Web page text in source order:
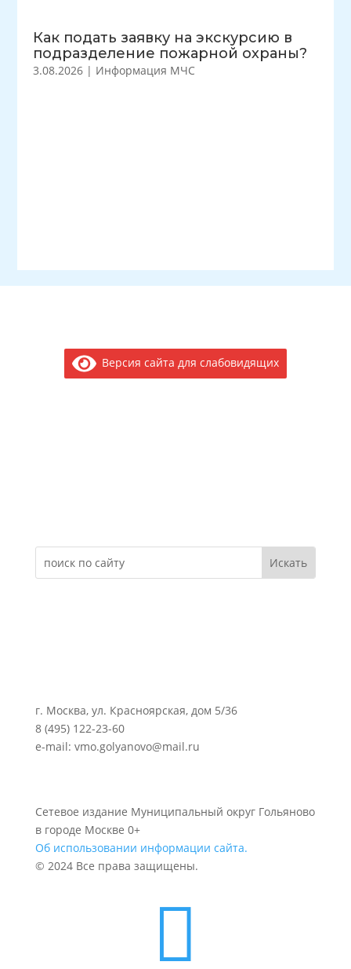
Как подать заявку на экскурсию в
подразделение пожарной охраны?
3.08.2026 | Информация МЧС
Версия сайта для слабовидящих
г. Москва, ул. Красноярская, дом 5/36
8 (495) 122-23-60
e-mail: vmo.golyanovo@mail.ru
Сетевое издание Муниципальный округ Гольяново
в городе Москве 0+
Об использовании информации сайта.
© 2024 Все права защищены.
